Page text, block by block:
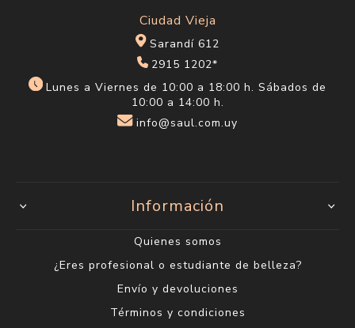
Ciudad Vieja
Sarandí 612
2915 1202*
Lunes a Viernes de 10:00 a 18:00 h. Sábados de
10:00 a 14:00 h.
info@saul.com.uy
Información
Quienes somos
¿Eres profesional o estudiante de belleza?
Envío y devoluciones
Términos y condiciones